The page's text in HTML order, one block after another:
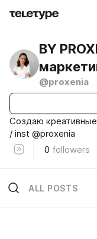
BY
@proxenia
Создаю
/ inst @proxenia
0 followers
ALL POSTS